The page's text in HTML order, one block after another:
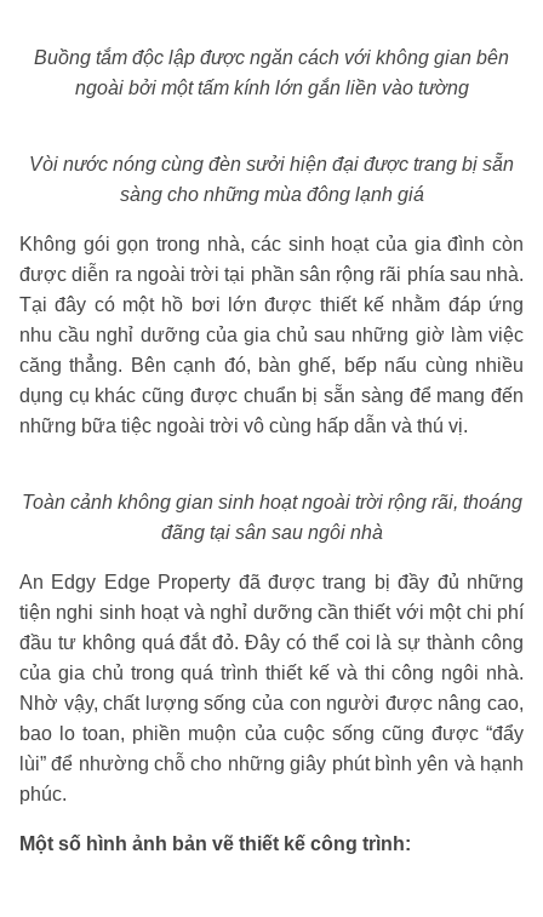
Buồng tắm độc lập được ngăn cách với không gian bên
ngoài bởi một tấm kính lớn gắn liền vào tường
Vòi nước nóng cùng đèn sưởi hiện đại được trang bị sẵn
sàng cho những mùa đông lạnh giá
Không gói gọn trong nhà, các sinh hoạt của gia đình còn
được diễn ra ngoài trời tại phần sân rộng rãi phía sau nhà.
Tại đây có một hồ bơi lớn được thiết kế nhằm đáp ứng
nhu cầu nghỉ dưỡng của gia chủ sau những giờ làm việc
căng thẳng. Bên cạnh đó, bàn ghế, bếp nấu cùng nhiều
dụng cụ khác cũng được chuẩn bị sẵn sàng để mang đến
những bữa tiệc ngoài trời vô cùng hấp dẫn và thú vị.
Toàn cảnh không gian sinh hoạt ngoài trời rộng rãi, thoáng
đãng tại sân sau ngôi nhà
An Edgy Edge Property đã được trang bị đầy đủ những
tiện nghi sinh hoạt và nghỉ dưỡng cần thiết với một chi phí
đầu tư không quá đắt đỏ. Đây có thể coi là sự thành công
của gia chủ trong quá trình thiết kế và thi công ngôi nhà.
Nhờ vậy, chất lượng sống của con người được nâng cao,
bao lo toan, phiền muộn của cuộc sống cũng được “đẩy
lùi” để nhường chỗ cho những giây phút bình yên và hạnh
phúc.
Một số hình ảnh bản vẽ thiết kế công trình: